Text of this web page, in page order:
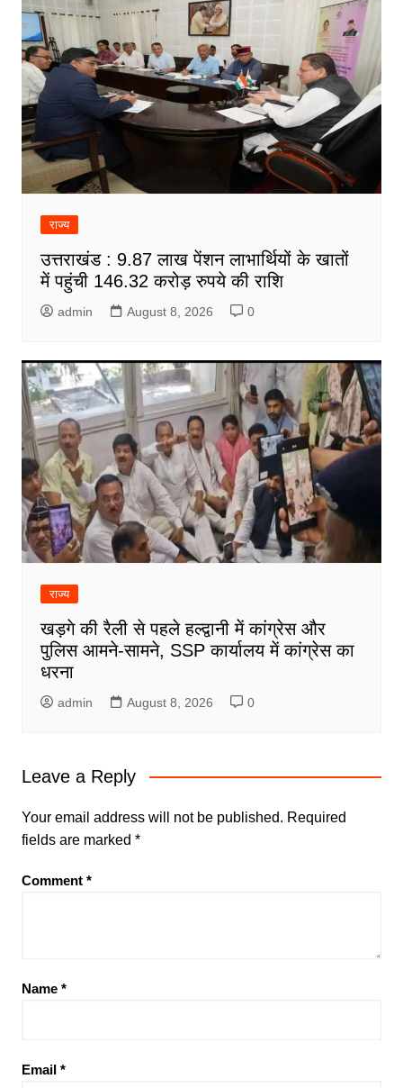
राज्य
उत्तराखंड : 9.87 लाख पेंशन लाभार्थियों के खातों
में पहुंची 146.32 करोड़ रुपये की राशि
admin August 8, 2026 0
राज्य
खड़गे की रैली से पहले हल्द्वानी में कांग्रेस और
पुलिस आमने-सामने, SSP कार्यालय में कांग्रेस का
धरना
admin August 8, 2026 0
Leave a Reply
Your email address will not be published. Required
fields are marked *
Comment *
Name *
Email *